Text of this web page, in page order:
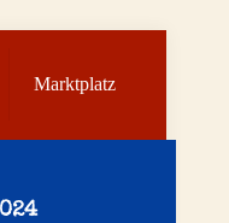
Marktplatz